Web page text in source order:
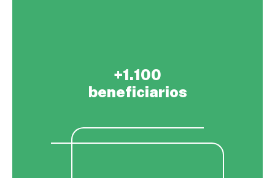
+1.100
beneficiarios